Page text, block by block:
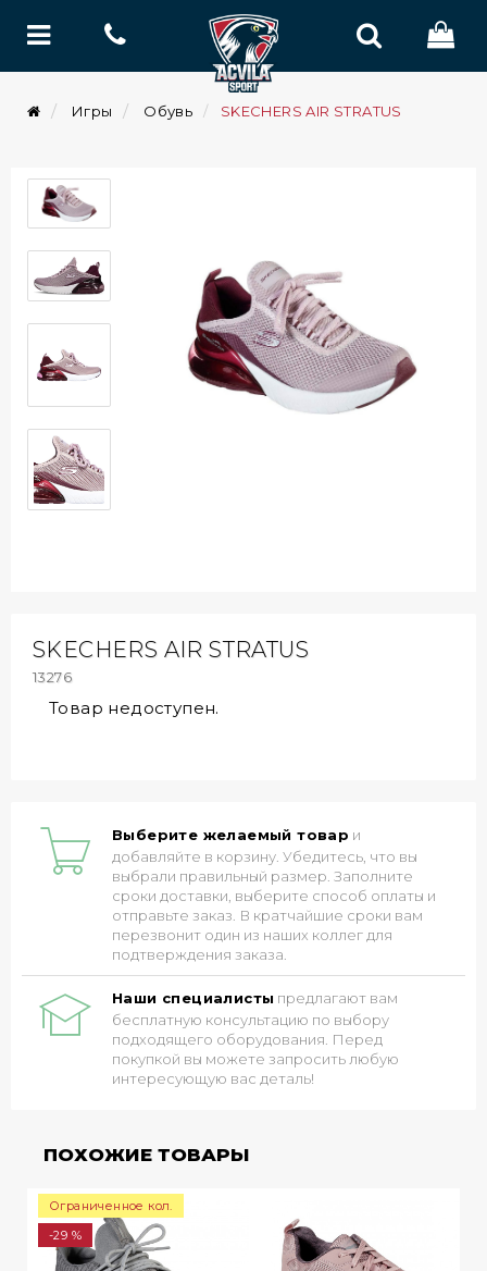
Игры Обувь SKECHERS AIR STRATUS
SKECHERS AIR STRATUS
13276
Товар недоступен.
Выберите желаемый товар и
добавляйте в корзину. Убедитесь, что вы
выбрали правильный размер. Заполните
сроки доставки, выберите способ оплаты и
отправьте заказ. В кратчайшие сроки вам
перезвонит один из наших коллег для
подтверждения заказа.
Наши специалисты предлагают вам
бесплатную консультацию по выбору
подходящего оборудования. Перед
покупкой вы можете запросить любую
интересующую вас деталь!
ПОХОЖИЕ ТОВАРЫ
Ограниченное кол.
-29 %